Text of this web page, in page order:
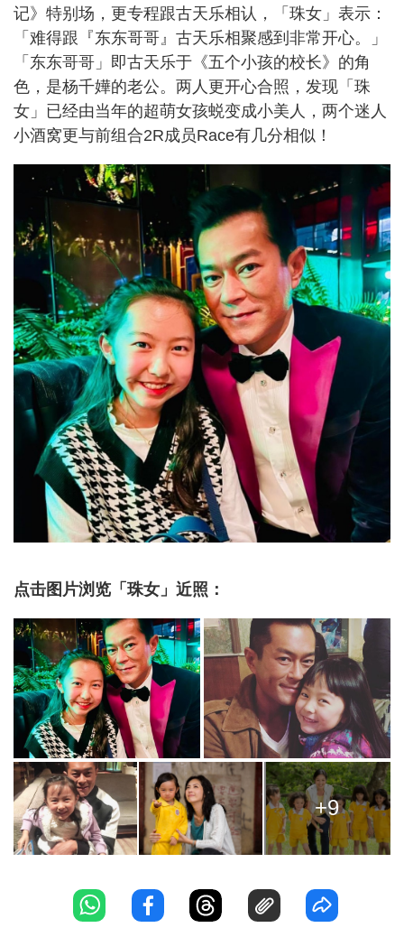
记》特别场，更专程跟古天乐相认，「珠女」表示：
「难得跟『东东哥哥』古天乐相聚感到非常开心。」
「东东哥哥」即古天乐于《五个小孩的校长》的角
色，是杨千嬅的老公。两人更开心合照，发现「珠
女」已经由当年的超萌女孩蜕变成小美人，两个迷人
小酒窝更与前组合2R成员Race有几分相似！
点击图片浏览「珠女」近照：
+9